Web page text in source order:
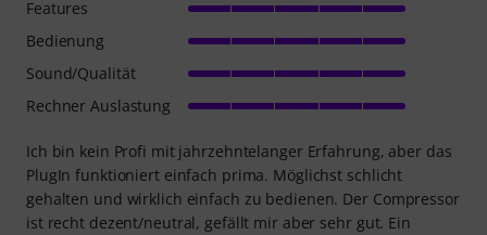
Ich bin kein Profi mit jahrzehntelanger Erfahrung, aber das
PlugIn funktioniert einfach prima. Möglichst schlicht
gehalten und wirklich einfach zu bedienen. Der Compressor
ist recht dezent/neutral, gefällt mir aber sehr gut. Ein
Features
Bedienung
Sound/Qualität
Rechner Auslastung